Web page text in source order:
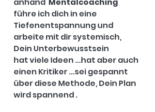
führe ich dich in eine
Tiefenentspannung und
arbeite mit dir systemisch,
Dein Unterbewusstsein
hat viele Ideen ...hat aber auch
einen Kritiker ...sei gespannt
über diese Methode, Dein Plan
wird spannend .